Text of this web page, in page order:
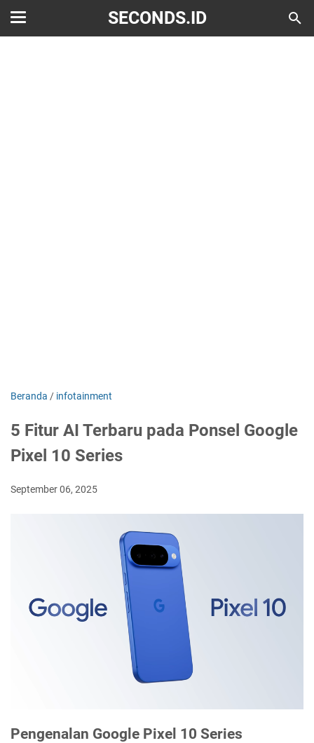
SECONDS.ID
Beranda / infotainment
5 Fitur AI Terbaru pada Ponsel Google
Pixel 10 Series
September 06, 2025
Pengenalan Google Pixel 10 Series